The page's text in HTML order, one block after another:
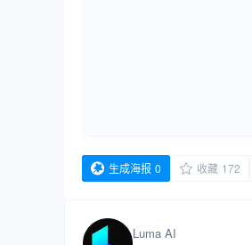
生成海报 0 收藏 172
Luma AI